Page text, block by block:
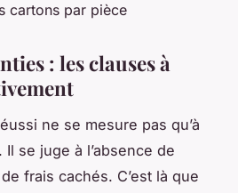
cartons par pièce
: les clauses à
ne se mesure pas qu’à
Il se juge à l’absence de
frais cachés. C’est là que